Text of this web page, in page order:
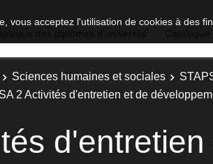
vous acceptez l'utilisation de cookies à des
Sciences humaines et sociales
2 Activités d'entretien et de